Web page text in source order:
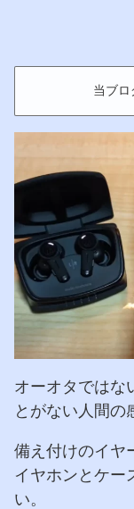
当ブロ
オーオタではな
とがない人間の
備え付けのイヤ
イヤホンとケー
い。